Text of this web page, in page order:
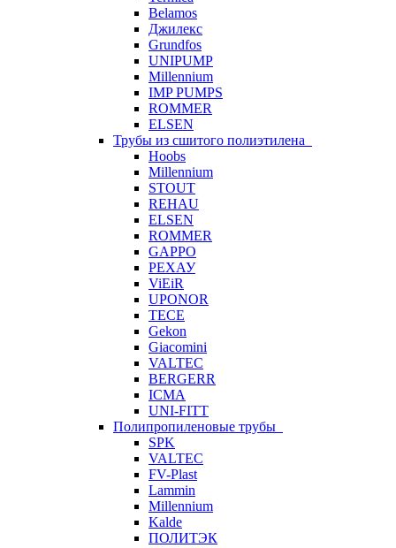
Belamos
Джилекс
Grundfos
UNIPUMP
Millennium
IMP PUMPS
ROMMER
ELSEN
Трубы из сшитого полиэтилена
Hoobs
Millennium
STOUT
REHAU
ELSEN
ROMMER
GAPPO
РЕХАУ
ViEiR
UPONOR
TECE
Gekon
Giacomini
VALTEC
BERGERR
ICMA
UNI-FITT
Полипропиленовые трубы
SPK
VALTEC
FV-Plast
Lammin
Millennium
Kalde
ПОЛИТЭК